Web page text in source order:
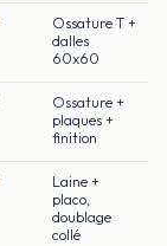
Ossature T +
dalles
60x60
Ossature +
plaques +
finition
Laine +
placo,
doublage
collé